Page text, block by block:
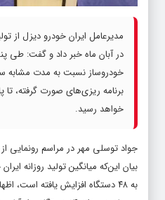
مدیرعامل ایران خودرو دیزل از
در آبان ماه خبر داد و گفت: طی
خودروساز نسبت به مدت مشابه
برنامه ریزی‌های صورت گرفته، تا
خواهد رسید.
جواد توسلی مهر در مراسم رونمایی
بیان این‌که میانگین تولید روزانه
به ۴۸ دستگاه افزایش یافته است،